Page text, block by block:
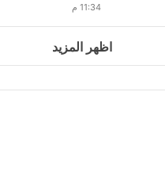
11:34 م
اظهر المزيد